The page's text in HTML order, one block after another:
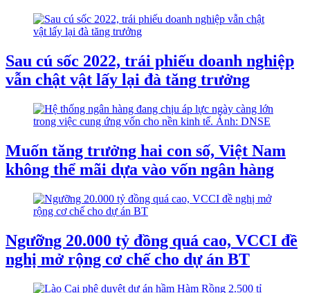
Sau cú sốc 2022, trái phiếu doanh nghiệp
vẫn chật vật lấy lại đà tăng trưởng
Muốn tăng trưởng hai con số, Việt Nam
không thể mãi dựa vào vốn ngân hàng
Ngưỡng 20.000 tỷ đồng quá cao, VCCI đề
nghị mở rộng cơ chế cho dự án BT